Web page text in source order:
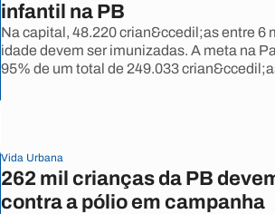
infantil na PB
Na capital, 48.220 crian&ccedil;as entre 6
idade devem ser imunizadas. A meta na
95% de um total de 249.033
Vida Urbana
262 mil crianças da PB
contra a pólio em campanha